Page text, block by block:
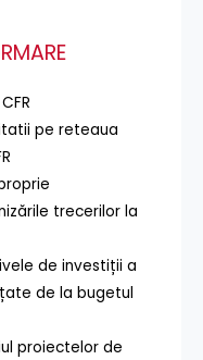
pe reteaua
trecerilor la
de investiții a
de la bugetul
proiectelor de